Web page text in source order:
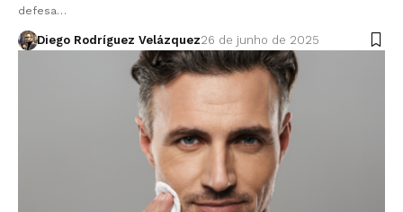
defesa…
Diego Rodríguez Velázquez26 de junho de 2025